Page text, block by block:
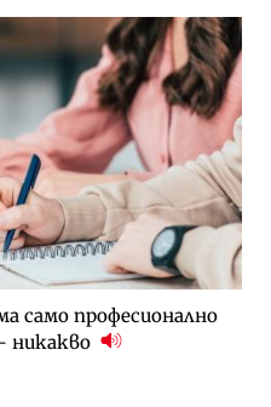
само професионално
никакво